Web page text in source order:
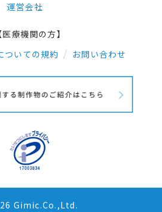
運営会社
医療機関の方】
ついての規約
お問い合わせ
Gimic.Co.,Ltd.